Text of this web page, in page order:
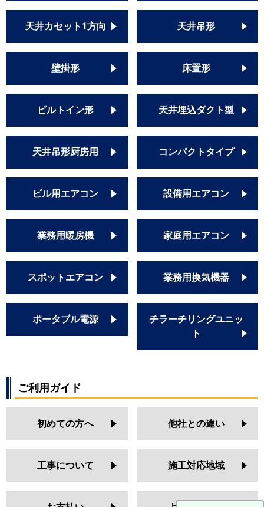
天井カセット1方向 天井吊形
壁掛形 床置形
ビルトイン形 天井埋込ダクト型
天井吊形厨房用 コンパクトタイプ
ビル用エアコン 設備用エアコン
業務用暖房機 家庭用エアコン
スポットエアコン 業務用換気機器
ポータブル電源
チラーチリングユニッ
ト
ご利用ガイド
初めての方へ 他社との違い
工事について 施工対応地域